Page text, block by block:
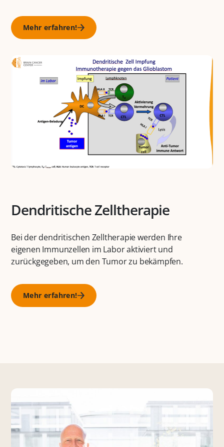
Mehr erfahren!
Dendritische Zelltherapie
Bei der dendritischen Zelltherapie werden Ihre
eigenen Immunzellen im Labor aktiviert und
zurückgegeben, um den Tumor zu bekämpfen.
Mehr erfahren!